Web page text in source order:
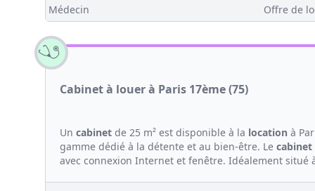
Médecin Offre de
Cabinet à louer à Paris 17ème (75)
Un cabinet de 25 m² est disponible à la location à
gamme dédié à la détente et au bien-être. Le cabinet
avec connexion Internet et fenêtre. Idéalement situé